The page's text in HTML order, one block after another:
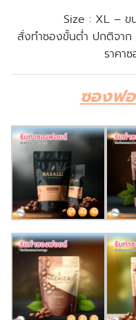
Size : XL – ข
สั่งทำซองขั้นต่ำ ปกติจา
ราคา
ซองฟ